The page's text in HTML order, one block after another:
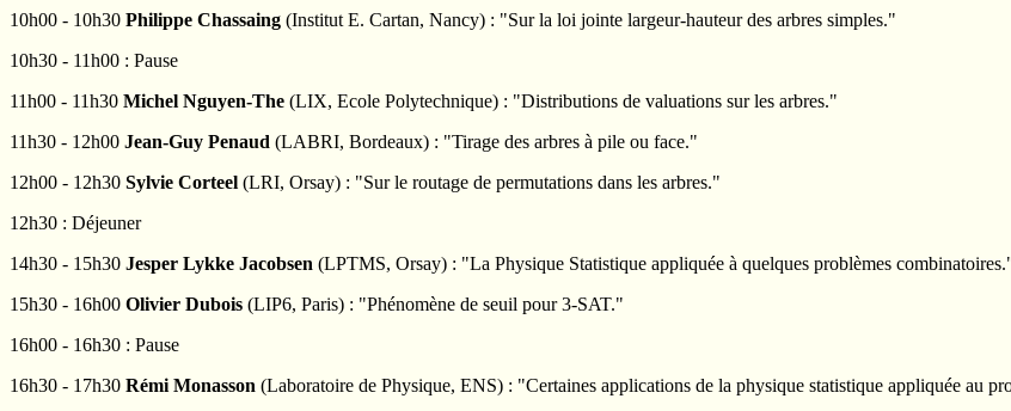
10h00 - 10h30 Philippe Chassaing (Institut E. Cartan, Nancy) : "Sur la loi jointe largeur-hauteur des arbres simples."
10h30 - 11h00 : Pause
11h00 - 11h30 Michel Nguyen-The (LIX, Ecole Polytechnique) : "Distributions de valuations sur les arbres."
11h30 - 12h00 Jean-Guy Penaud (LABRI, Bordeaux) : "Tirage des arbres à pile ou face."
12h00 - 12h30 Sylvie Corteel (LRI, Orsay) : "Sur le routage de permutations dans les arbres."
12h30 : Déjeuner
14h30 - 15h30 Jesper Lykke Jacobsen (LPTMS, Orsay) : "La Physique Statistique appliquée à quelques problèmes
15h30 - 16h00 Olivier Dubois (LIP6, Paris) : "Phénomène de seuil pour 3-SAT."
16h00 - 16h30 : Pause
16h30 - 17h30 Rémi Monasson (Laboratoire de Physique, ENS) : "Certaines applications de la physique statistique appliquée au